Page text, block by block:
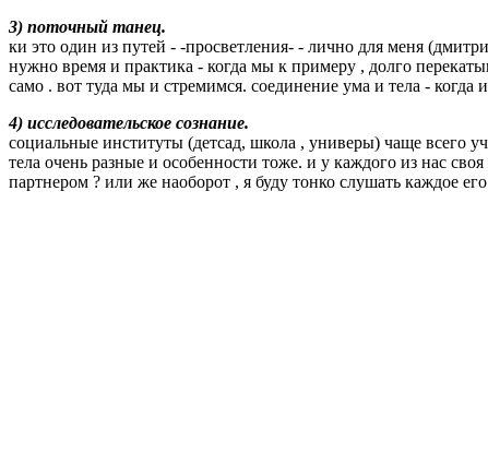
3) поточный танец.
ки это один из путей - -просветления- - лично для меня
нужно время и практика - когда мы к примеру , долго
само . вот туда мы и стремимся. соединение ума и тела - когда
4) исследовательское сознание.
социальные институты (детсад, школа , универы) чаще всего
тела очень разные и особенности тоже. и у каждого из нас
партнером ? или же наоборот , я буду тонко слушать каждое